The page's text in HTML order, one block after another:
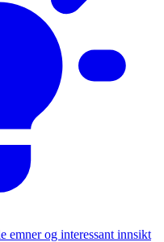
emner og interessant innsikt